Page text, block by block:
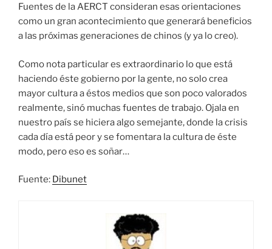
Fuentes de la AERCT consideran esas orientaciones
como un gran acontecimiento que generará beneficios
a las próximas generaciones de chinos (y ya lo creo).
Como nota particular es extraordinario lo que está
haciendo éste gobierno por la gente, no solo crea
mayor cultura a éstos medios que son poco valorados
realmente, sinó muchas fuentes de trabajo. Ojala en
nuestro país se hiciera algo semejante, donde la crisis
cada día está peor y se fomentara la cultura de éste
modo, pero eso es soñar…
Fuente: Dibunet